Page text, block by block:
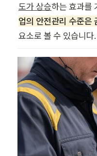
도가 상승하는 효과를
업의 안전관리 수준은
요소로 볼 수 있습니다.